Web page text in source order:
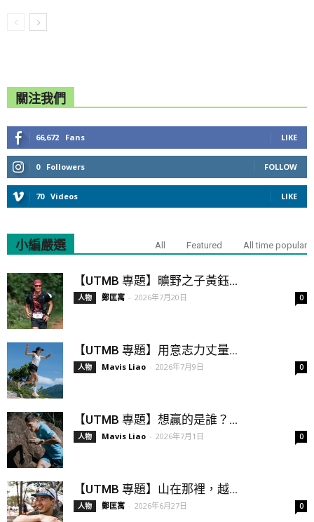
關注我們
66,672 Fans LIKE
0 Followers FOLLOW
70 Videos LIKE
小編嚴選 All Featured All time popular
【UTMB 專題】曠野之子黃鈺...
人物 鄭匡寓 - 2026年7月20日 0
【UTMB 專題】用意志力丈量...
人物 Mavis Liao - 2026年7月9日 0
【UTMB 專題】想贏的是誰？...
人物 Mavis Liao - 2026年7月1日 0
【UTMB 專題】山在那裡，越...
人物 鄭匡寓 - 2026年6月27日 0